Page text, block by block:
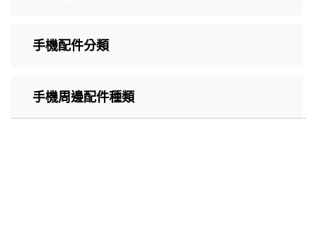
手機配件分類
手機周邊配件種類